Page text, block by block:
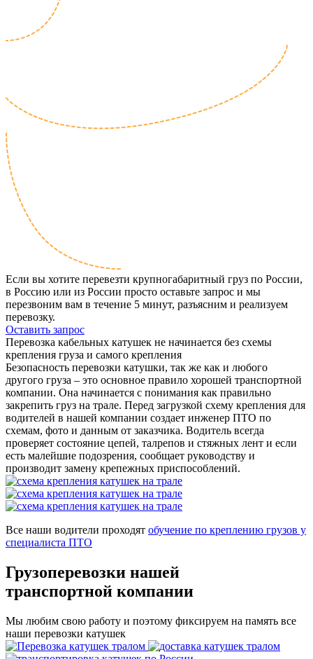
Если вы хотите перевезти крупногабаритный груз по России,
в Россию или из России просто оставьте запрос и мы
перезвоним вам в течение 5 минут, разъясним и реализуем
перевозку.
Оставить запрос
Перевозка кабельных катушек не начинается без схемы
крепления груза и самого крепления
Безопасность перевозки катушки, так же как и любого
другого груза – это основное правило хорошей транспортной
компании. Она начинается с понимания как правильно
закрепить груз на трале. Перед загрузкой схему крепления для
водителей в нашей компании создает инженер ПТО по
схемам, фото и данным от заказчика. Водитель всегда
проверяет состояние цепей, талрепов и стяжных лент и если
есть малейшие подозрения, сообщает руководству и
производит замену крепежных приспособлений.
Все наши водители проходят обучение по креплению грузов у
специалиста ПТО
Грузоперевозки нашей
транспортной компании
Мы любим свою работу и поэтому фиксируем на память все
наши перевозки катушек